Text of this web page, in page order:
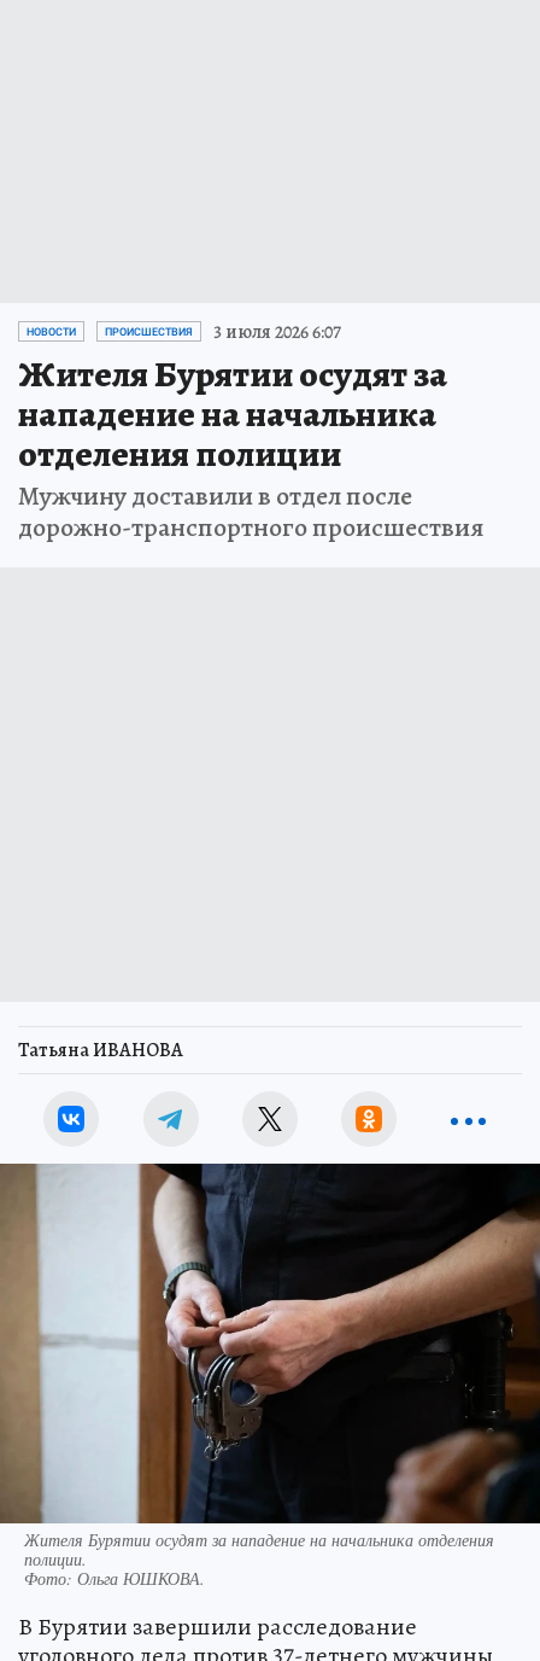
НОВОСТИ ПРОИСШЕСТВИЯ 3 июля 2026 6:07
Жителя Бурятии осудят за
нападение на начальника
отделения полиции
Мужчину доставили в отдел после
дорожно-транспортного происшествия
Татьяна ИВАНОВА
Жителя Бурятии осудят за нападение на начальника отделения
полиции.
Фото: Ольга ЮШКОВА.
В Бурятии завершили расследование